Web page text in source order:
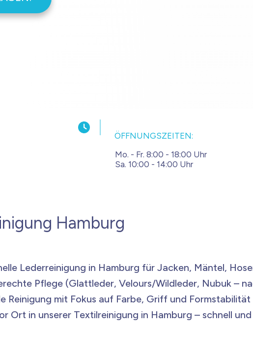
ÖFFNUNGSZEITEN:
Mo. - Fr. 8:00 - 18:00 Uhr
Sa. 10:00 - 14:00 Uhr
Hamburg
Lederreinigung in Hamburg für Jacken, Mäntel,
Pflege (Glattleder, Velours/Wildleder, Nubuk –
Reinigung mit Fokus auf Farbe, Griff und Formstabilität
Ort in unserer Textilreinigung in Hamburg – schnell